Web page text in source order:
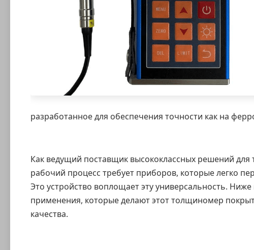
разработанное для обеспечения точности как на
Как ведущий поставщик высококлассных решений
рабочий процесс требует приборов, которые легко
Это устройство воплощает эту универсальность.
применения, которые делают этот толщиномер
качества.